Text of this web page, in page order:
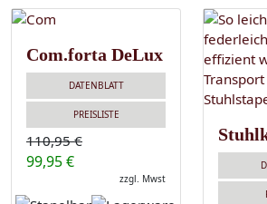
Com.forta DeLux
DATENBLATT
PREISLISTE
110,95 €
99,95 €
zzgl. Mwst